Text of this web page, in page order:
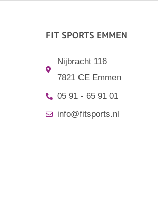
FIT SPORTS EMMEN
Nijbracht 116
7821 CE Emmen
05 91 - 65 91 01
info@fitsports.nl